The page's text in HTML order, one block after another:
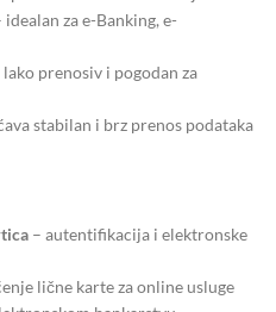
idealan za e-Banking, e-
lako prenosiv i pogodan za
stabilan i brz prenos podataka
– autentifikacija i elektronske
lične karte za online usluge